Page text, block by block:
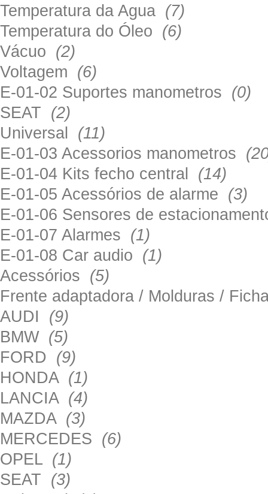
Temperatura da Agua (7)
Temperatura do Óleo (6)
Vácuo (2)
Voltagem (6)
E-01-02 Suportes manometros (0)
SEAT (2)
Universal (11)
E-01-03 Acessorios manometros
E-01-04 Kits fecho central (14)
E-01-05 Acessórios de alarme (3)
E-01-06 Sensores de
E-01-07 Alarmes (1)
E-01-08 Car audio (1)
Acessórios (5)
Frente adaptadora / Molduras /
AUDI (9)
BMW (5)
FORD (9)
HONDA (1)
LANCIA (4)
MAZDA (3)
MERCEDES (6)
OPEL (1)
SEAT (3)